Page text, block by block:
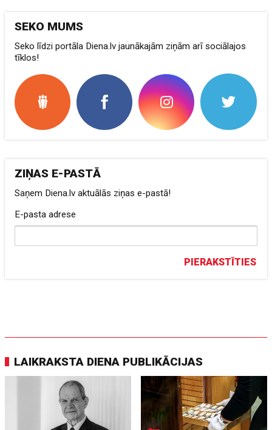
SEKO MUMS
Seko līdzi portāla Diena.lv jaunākajām ziņām arī sociālajos
tīklos!
ZIŅAS E-PASTĀ
Saņem Diena.lv aktuālās ziņas e-pastā!
E-pasta adrese
PIERAKSTĪTIES
LAIKRAKSTA DIENA PUBLIKĀCIJAS